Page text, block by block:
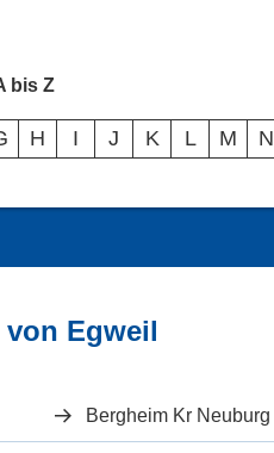
bis Z
H I J K L M N
Egweil
Bergheim Kr Neuburg